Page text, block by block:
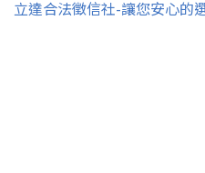
立達合法徵信社-讓您安心的